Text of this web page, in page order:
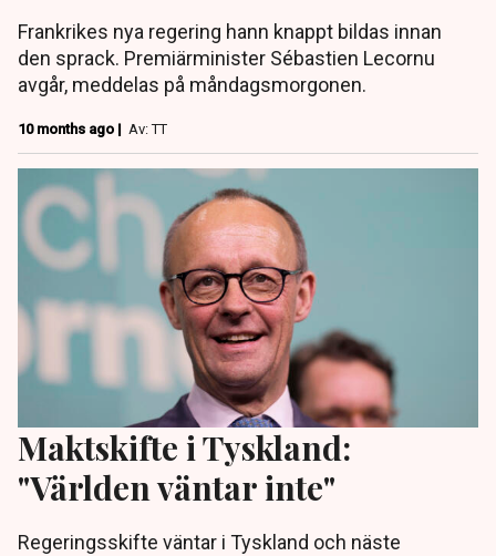
Frankrikes nya regering hann knappt bildas innan
den sprack. Premiärminister Sébastien Lecornu
avgår, meddelas på måndagsmorgonen.
10 months ago | Av: TT
Maktskifte i Tyskland:
"Världen väntar inte"
Regeringsskifte väntar i Tyskland och näste